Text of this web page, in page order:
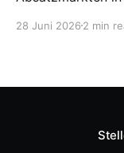
entwickeln.
28 Juni 2026 2 min